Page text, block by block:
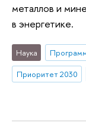
металлов и
в энергетике.
Наука
Приоритет 2030